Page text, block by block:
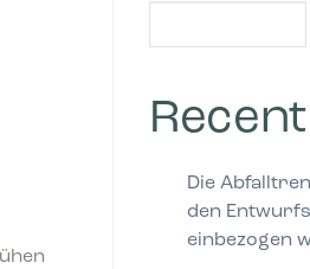
Die
den
einbezogen